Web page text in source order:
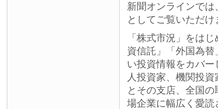
新聞オンラインで
としてご覧いただけ
「株式市況」をは
資信託」「外国為
い投資情報をカバ
人投資家、機関投
とその支店、全国
場企業に幅広く愛読